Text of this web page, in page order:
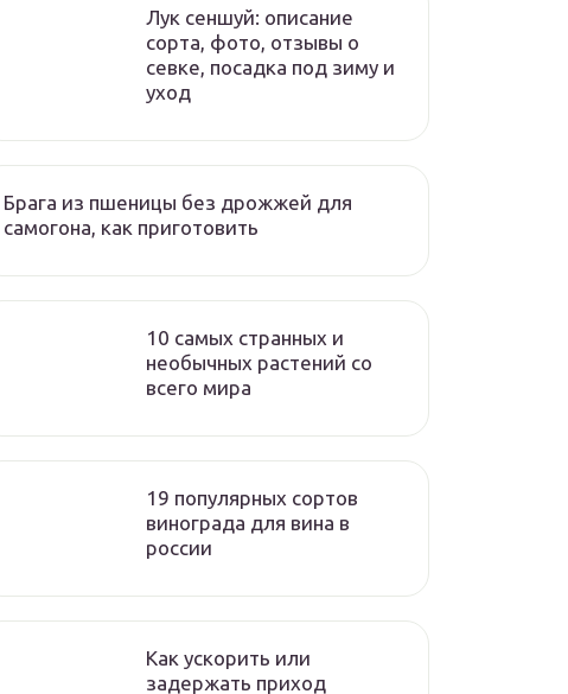
Лук сеншуй: описание
сорта, фото, отзывы о
севке, посадка под зиму и
уход
Брага из пшеницы без дрожжей для
самогона, как приготовить
10 самых странных и
необычных растений со
всего мира
19 популярных сортов
винограда для вина в
россии
Как ускорить или
задержать приход